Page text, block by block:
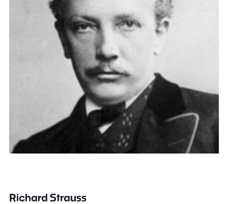
Richard Strauss